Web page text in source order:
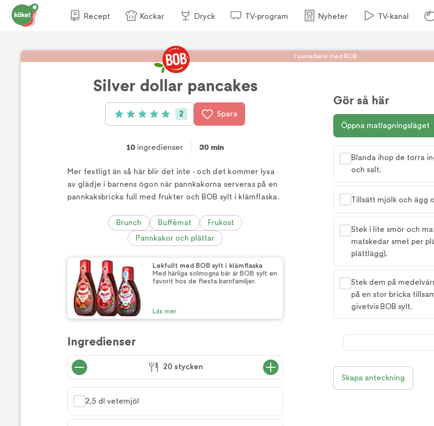
Recept Kockar Dryck TV-program Nyheter TV-kanal
I samarbete med BOB
Silver dollar pancakes
Betyg: 5 av 5 (2 röster)
2 Spara
10 ingredienser 30 min
Mer festligt än så här blir det inte - och det kommer lysa
av glädje i barnens ögon när pannkakorna serveras på en
pannkaksbricka full med frukter och BOB sylt i klämflaska.
Brunch Buffémat
Frukost
Pannkakor och plättar
Lekfullt med BOB sylt i klämflaska
Med härliga solmogna bär är BOB sylt en
favorit hos de flesta barnfamiljer.
Läs mer
Ingredienser
20 stycken
2,5 dl vetemjöl
Gör så här
Öppna matlagningsläget
Blanda ihop de torra
och salt.
Tillsätt mjölk och ägg
Stek i lite smör och
matskedar smet per
plättlägg).
Stek dem på
på en stor bricka
givetvis BOB sylt.
Skapa anteckning